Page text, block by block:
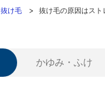
抜け毛 抜け毛の原因はスト
かゆみ・ふけ